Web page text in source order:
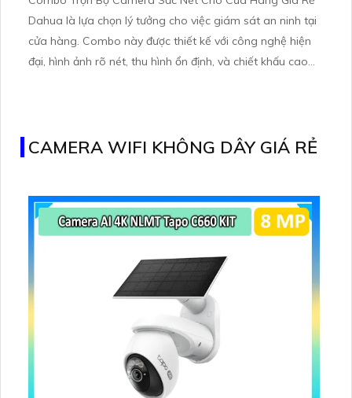
Dahua là lựa chọn lý tưởng cho việc giám sát an ninh tại
cửa hàng. Combo này được thiết kế với công nghệ hiện
đại, hình ảnh rõ nét, thu hình ổn định, và chiết khấu cao
CAMERA WIFI KHÔNG DÂY GIÁ RẺ